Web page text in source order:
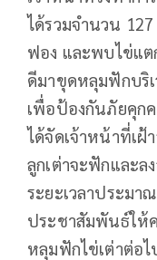
ได้รวมจำนวน
ฟอง และพบไข่แ
ดีมาขุดหลุมฟักบริ
เพื่อป้องกันภัยคุก
ได้จัดเจ้าหน้าที่เฝ้
ลูกเต่าจะฟักและล
ระยะเวลาประมา
ประชาสัมพันธ์ให้
หลุมฟักไข่เต่าต่อไ